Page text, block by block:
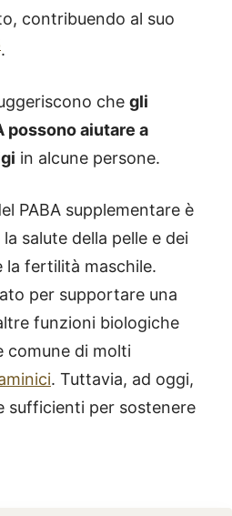
contribuendo al suo
.
che gli
possono aiutare a
in alcune persone.
PABA supplementare è
salute della pelle e dei
la fertilità maschile.
per supportare una
funzioni biologiche
comune di molti
. Tuttavia, ad oggi,
sufficienti per sostenere